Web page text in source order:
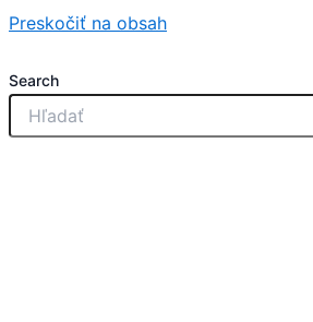
Preskočiť na obsah
Search